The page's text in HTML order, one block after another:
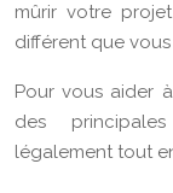
mûrir votre
différent que
Pour vous aider
des
légalement tout